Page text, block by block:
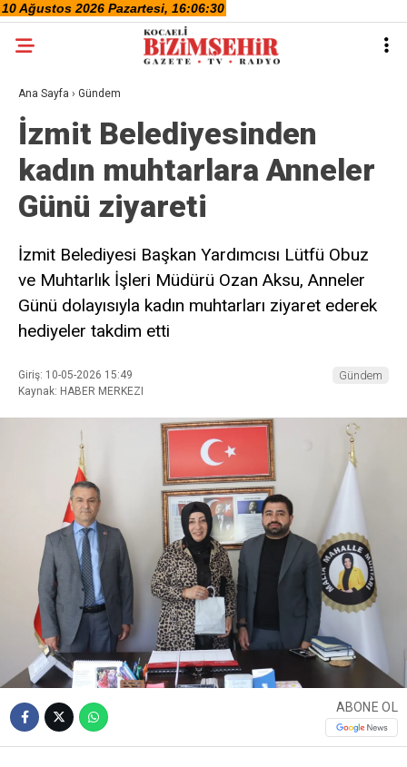
Ana Sayfa › Gündem
İzmit Belediyesinden
kadın muhtarlara Anneler
Günü ziyareti
İzmit Belediyesi Başkan Yardımcısı Lütfü Obuz
ve Muhtarlık İşleri Müdürü Ozan Aksu, Anneler
Günü dolayısıyla kadın muhtarları ziyaret ederek
hediyeler takdim etti
Giriş: 10-05-2026 15:49
Kaynak: HABER MERKEZI
Gündem
ABONE OL